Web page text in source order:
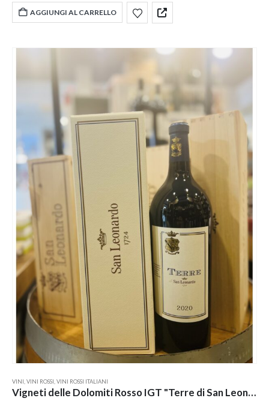
1,5 LAROMIFrutti di bosco, Peperone verde, Vaniglia
ALCOLICO13 %TEMPERATURA 16 ℃ SOLFITI
AGGIUNGI AL CARRELLO
VINI ,VINI ROSSI ,VINI ROSSI ITALIANI
Vigneti delle Dolomiti Rosso IGT "Terre di San Leonardo" 2020 Magnum Astucciato